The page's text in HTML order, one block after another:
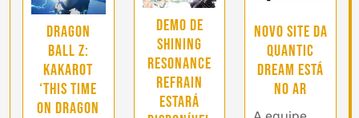
Dragon
Ball Z:
Kakarot
‘This Time
on Dragon
Demo de
Shining
Resonance
Refrain
estará
Novo site da
Quantic
Dream está
no ar